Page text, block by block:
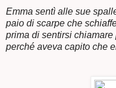
Emma sentì alle sue
paio di scarpe che
prima di sentirsi
perché aveva capito che